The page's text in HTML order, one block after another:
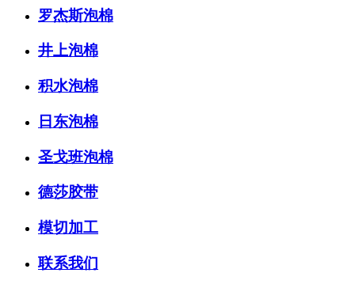
罗杰斯泡棉
井上泡棉
积水泡棉
日东泡棉
圣戈班泡棉
德莎胶带
模切加工
联系我们